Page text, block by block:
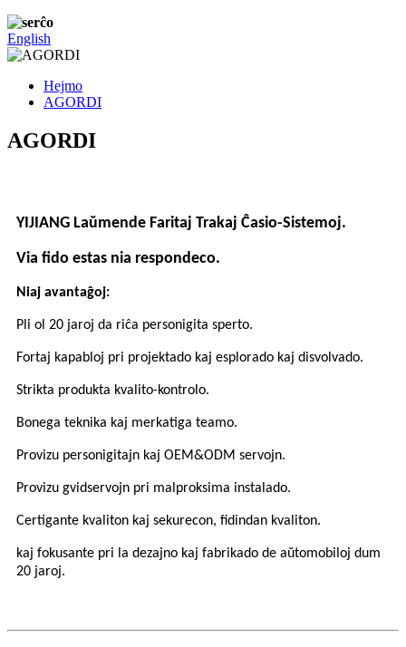
English
Hejmo
AGORDI
AGORDI
YIJIANG Laŭmende Faritaj Trakaj Ĉasio-Sistemoj.
Via fido estas nia respondeco.
Niaj avantaĝoj:
Pli ol 20 jaroj da riĉa personigita sperto.
Fortaj kapabloj pri projektado kaj esplorado kaj disvolvado.
Strikta produkta kvalito-kontrolo.
Bonega teknika kaj merkatiga teamo.
Provizu personigitajn kaj OEM&ODM servojn.
Provizu gvidservojn pri malproksima instalado.
Certigante kvaliton kaj sekurecon, fidindan kvaliton.
kaj fokusante pri la dezajno kaj fabrikado de aŭtomobiloj dum
20 jaroj.